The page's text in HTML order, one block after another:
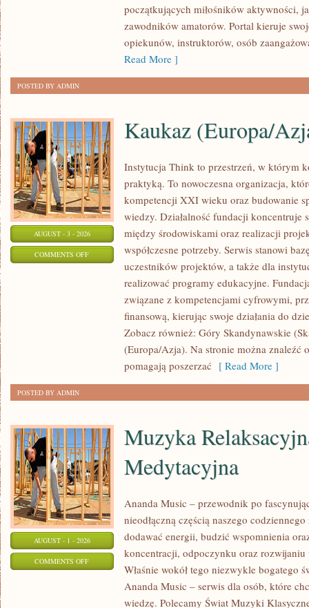
TECHNOLOGIEpoczątkujących miłośników aktywności,
zawodników amatorów. Portal kieruje
opiekunów, instruktorów, osób
Read More ]
POSTED BY ADMIN
AUGUST - 3 - 2026
COMMENTS OFFON
(EUROPA/AZJA)
Kaukaz (Europa/
Instytucja Think to przestrzeń, w którym
praktyką. To nowoczesna organizacja,
kompetencji XXI wieku oraz budowanie
wiedzy. Działalność fundacji koncentruje
między środowiskami oraz realizacji
współczesne potrzeby. Serwis stanowi
uczestników projektów, a także dla
realizować programy edukacyjne.
związane z kompetencjami cyfrowymi,
finansową, kierując swoje działania do
Zobacz również: Góry Skandynawskie
(Europa/Azja). Na stronie można
pomagają poszerzać [ Read More ]
POSTED BY ADMIN
AUGUST - 1 - 2026
COMMENTS OFFON
Muzyka
Medytacyjna
Ananda Music – przewodnik po
nieodłączną częścią naszego
dodawać energii, budzić wspomnienia
koncentracji, odpoczynku oraz rozwijaniu
Właśnie wokół tego niezwykle bogatego
Ananda Music – serwis dla osób, które
wiedzę. Polecamy Świat Muzyki